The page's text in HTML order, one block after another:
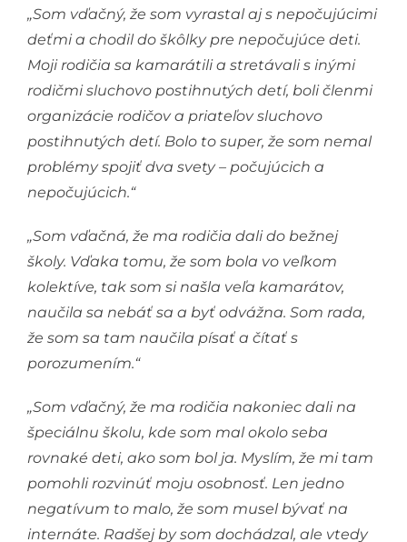
„Som vďačný, že som vyrastal aj s nepočujúcimi
deťmi a chodil do škôlky pre nepočujúce deti.
Moji rodičia sa kamarátili a stretávali s inými
rodičmi sluchovo postihnutých detí, boli členmi
organizácie rodičov a priateľov sluchovo
postihnutých detí. Bolo to super, že som nemal
problémy spojiť dva svety – počujúcich a
nepočujúcich.“
„Som vďačná, že ma rodičia dali do bežnej
školy. Vďaka tomu, že som bola vo veľkom
kolektíve, tak som si našla veľa kamarátov,
naučila sa nebáť sa a byť odvážna. Som rada,
že som sa tam naučila písať a čítať s
porozumením.“
„Som vďačný, že ma rodičia nakoniec dali na
špeciálnu školu, kde som mal okolo seba
rovnaké deti, ako som bol ja. Myslím, že mi tam
pomohli rozvinúť moju osobnosť. Len jedno
negatívum to malo, že som musel bývať na
internáte. Radšej by som dochádzal, ale vtedy